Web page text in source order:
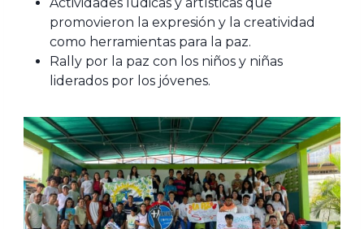
promovieron la expresión y la creatividad
como herramientas para la paz.
Rally por la paz con los niños y niñas
liderados por los jóvenes.